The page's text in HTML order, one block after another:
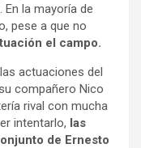
la mayoría de
pese a que no
el campo.
actuaciones del
compañero Nico
rival con mucha
intentarlo, las
de Ernesto